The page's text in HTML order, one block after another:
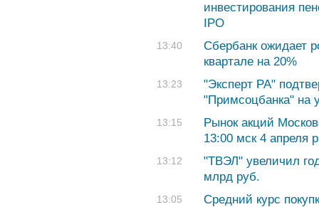
инвестирования
IPO
13:40
Сбербанк ожидает
квартале на 20%
13:23
"Эксперт РА"
"Примсоцбанка" на
13:15
Рынок акций
13:00 мск 4 апреля
13:12
"ТВЭЛ" увеличил
млрд руб.
13:05
Средний курс